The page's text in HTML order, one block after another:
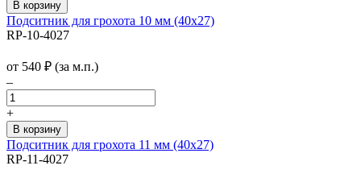
Подситник для грохота 10 мм (40х27)
RP-10-4027
от 540 ₽ (за м.п.)
–
+
Подситник для грохота 11 мм (40х27)
RP-11-4027